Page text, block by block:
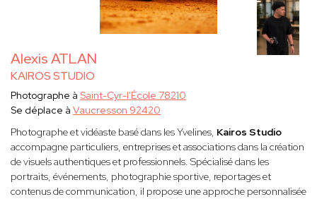
Alexis ATLAN
KAIROS STUDIO
Photographe à Saint-Cyr-l'École 78210
Se déplace à Vaucresson 92420
Photographe et vidéaste basé dans les Yvelines, Kairos Studio
accompagne particuliers, entreprises et associations dans la création
de visuels authentiques et professionnels. Spécialisé dans les
portraits, événements, photographie sportive, reportages et
contenus de communication, il propose une approche personnalisée